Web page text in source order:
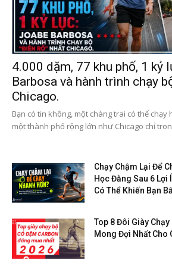
4.000 dặm, 77 khu phố, 1 kỷ
Barbosa và hành trình chạy
Chicago.
Bạn có tin không, một chàng trai có thể chạy
một thành phố rộng lớn như Chicago chỉ
Chạy Chậm Lại Để
Học Đằng Sau 6 Lợi
Có Thể Khiến Bạn
Top 8 Đôi Giày
Mong Đợi Nhất Cho